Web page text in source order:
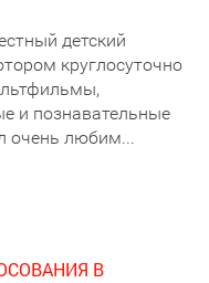
детский
круглосуточно
и познавательные
очень любим...
В